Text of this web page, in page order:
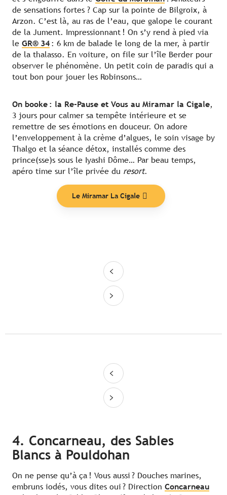
de sensations fortes ? Cap sur la pointe de Bilgroix, à
Arzon. C’est là, au ras de l’eau, que galope le courant
de la Jument. Impressionnant ! On s’y rend à pied via
le GR® 34 : 6 km de balade le long de la mer, à partir
de la thalasso. En voiture, on file sur l’île Berder pour
observer le phénomène. Un petit coin de paradis qui a
tout bon pour jouer les Robinsons…
On booke : la Re-Pause et Vous au Miramar la Cigale,
3 jours pour calmer sa tempête intérieure et se
remettre de ses émotions en douceur. On adore
l’enveloppement à la crème d’algues, le soin visage by
Thalgo et la séance détox, installés comme des
prince(sse)s sous le Iyashi Dôme… Par beau temps,
apéro time sur l’île privée du resort.
Le Miramar La Cigale
4. Concarneau, des Sables
Blancs à Pouldohan
On ne pense qu’à ça ! Vous aussi ? Douches marines,
embruns iodés, vous dites oui ? Direction Concarneau